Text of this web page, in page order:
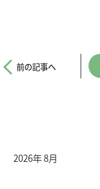
前の記事へ
2026年 8月